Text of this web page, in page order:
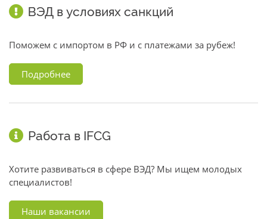
ВЭД в условиях санкций
Поможем с импортом в РФ и с платежами за рубеж!
Подробнее
Работа в IFCG
Хотите развиваться в сфере ВЭД? Мы ищем молодых
специалистов!
Наши вакансии